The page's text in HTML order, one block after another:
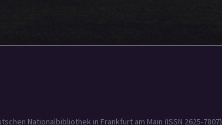
Nationalbibliothek in Frankfurt am Main (ISSN 2625-7807)